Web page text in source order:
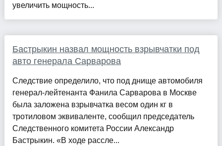
увеличить мощность...
Бастрыкин назвал мощность взрывчатки под
авто генерала Сарварова
Следствие определило, что под днище автомобиля
генерал-лейтенанта Фанила Сарварова в Москве
была заложена взрывчатка весом один кг в
тротиловом эквиваленте, сообщил председатель
Следственного комитета России Александр
Бастрыкин. «В ходе рассле...